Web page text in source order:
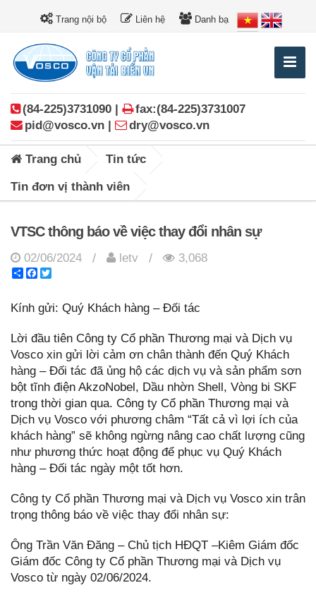
Trang nội bộ Liên hệ Danh bạ
(84-225)3731090 |
fax:(84-225)3731007
pid@vosco.vn |
dry@vosco.vn
Trang chủ Tin tức
Tin đơn vị thành viên
VTSC thông báo về việc thay đổi nhân sự
02/06/2024 / letv /
3,068
ShareFacebook
Kính gửi: Quý Khách hàng – Đối tác
Lời đầu tiên Công ty Cổ phần Thương mại và Dịch vụ
Vosco xin gửi lời cảm ơn chân thành đến Quý Khách
hàng – Đối tác đã ủng hộ các dịch vụ và sản phẩm sơn
bột tĩnh điện AkzoNobel, Dầu nhờn Shell, Vòng bi SKF
trong thời gian qua. Công ty Cổ phần Thương mại và
Dịch vụ Vosco với phương châm “Tất cả vì lợi ích của
khách hàng” sẽ không ngừng nâng cao chất lượng cũng
như phương thức hoạt động để phục vụ Quý Khách
hàng – Đối tác ngày một tốt hơn.
Công ty Cổ phần Thương mại và Dịch vụ Vosco xin trân
trọng thông báo về việc thay đổi nhân sự:
Ông Trần Văn Đăng – Chủ tịch HĐQT –Kiêm Giám đốc
Giám đốc Công ty Cổ phần Thương mại và Dịch vụ
Vosco từ ngày 02/06/2024.